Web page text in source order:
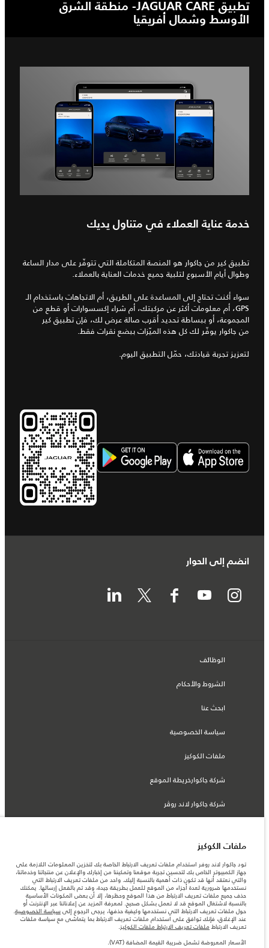
تطبيق JAGUAR CARE- منطقة الشرق
الأوسط وشمال أفريقيا
خدمة عناية العملاء في متناول يديك
تطبيق كير من جاكوار هو المنصة المتكاملة التي تتوفّر على مدار الساعة
وطوال أيام الأسبوع لتلبية جميع خدمات العناية بالعملاء.
سواء أكنت تحتاج إلى المساعدة على الطريق، أم الاتجاهات باستخدام الـ
GPS، أم معلومات أكثر عن مركبتك، أم شراء إكسسوارات أو قطع من
المجموعة، أو ببساطة تحديد أقرب صالة عرض لك، فإن تطبيق كير
من جاكوار يوفّر لك كل هذه الميّزات ببضع نقرات فقط.
لتعزيز تجربة قيادتك، حمّل التطبيق اليوم.
انضم إلى الحوار
الوظائف
الشروط والأحكام
ابحث عنا
سياسة الخصوصية
ملفات الكوكيز
شركة جاكوارخريطة الموقع
شركة جاكوار لاند روڤر
لبنان, سعد وطراد
المعلومات والمواصفات والأسعار والألوان المذكورة على هذا الموقع قد تختلف من بلد إلى
آخر، كما أنّها قد تتغير بدون إشعار مسبق. الرجاء التواصل مع وكيلنا المحلي للتأكد من توفّرها
والتحقق من الأسعار.
الأرقام المقدمة هي نتيجة لاختبارات المصنع الرسمية وفقاً لتشريعات الاتحاد الأوروبي. قد
يتباين استهلك الوقود الفعلي للمركبة عن ذلك المتحقق في تلك الاختبارات كما أن هذه
الأرقام بغرض المقارنة فحسب.
ملفات الكوكيز
تود جاكوار لاند روفر استخدام ملفات تعريف الارتباط الخاصة بك لتخزين المعلومات اللازمة على
جهاز الكمبيوتر الخاص بك لتحسين تجربة موقعنا وتمكيننا من إخبارك والإعلان عن منتجاتنا وخدماتنا،
والتي نعتقد أنها قد تكون ذات أهمية بالنسبة إليك. واحد من ملفات تعريف الارتباط التي
نستخدمها ضرورية لعدة أجزاء من الموقع للعمل بطريقة جيدة، وقد تم بالفعل إرسالها. يمكنك
حذف جميع ملفات تعريف الارتباط من هذا الموقع وحظرها، إلا أن بعض المكونات الأساسية
بالنسبة لاشتغال الموقع قد لا تعمل بشكل صحيح. لمعرفة المزيد عن إعلاناتنا عبر الإنترنت أو
حول ملفات تعريف الارتباط التي نستخدمها وكيفية حذفها، يرجى الرجوع إلى سياسة الخصوصية.
عند الإغلاق، فإنك توافق على استخدام ملفات تعريف الارتباط بما يتماشى مع سياسة ملفات
تعريف الارتباط ملفات تعريف الارتباط ملفات الكوكيز.
الأسعار المعروضة تشمل ضريبة القيمة المضافة (VAT).